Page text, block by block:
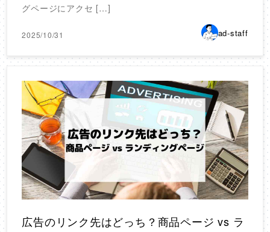
グページにアクセ […]
2025/10/31 ad-staff
広告のリンク先はどっち？商品ページ vs ラ